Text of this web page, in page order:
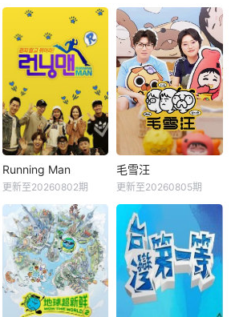
Running Man
更新至20260802期
毛雪汪
更新至20260805期